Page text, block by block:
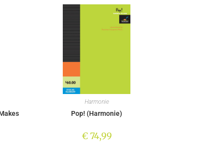
Harmonie
Pop! (Harmonie)
€74,99